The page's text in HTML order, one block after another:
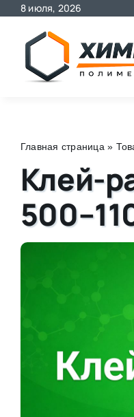
Skip
content
8 июля, 2026
Главная страница »
Клей-